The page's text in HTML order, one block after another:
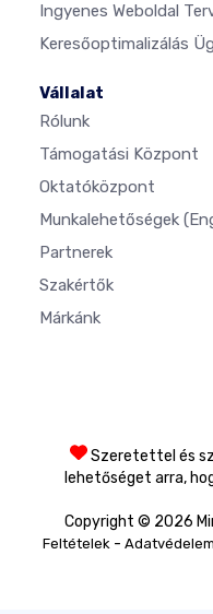
Ingyenes Weboldal
Keresőoptimalizálás
Vállalat
Rólunk
Támogatási Központ
Oktatóközpont
Munkalehetőségek
Partnerek
Szakértők
Márkánk
Szeretettel és
lehetőséget arra,
Copyright © 2026
Feltételek- Adatvédelem